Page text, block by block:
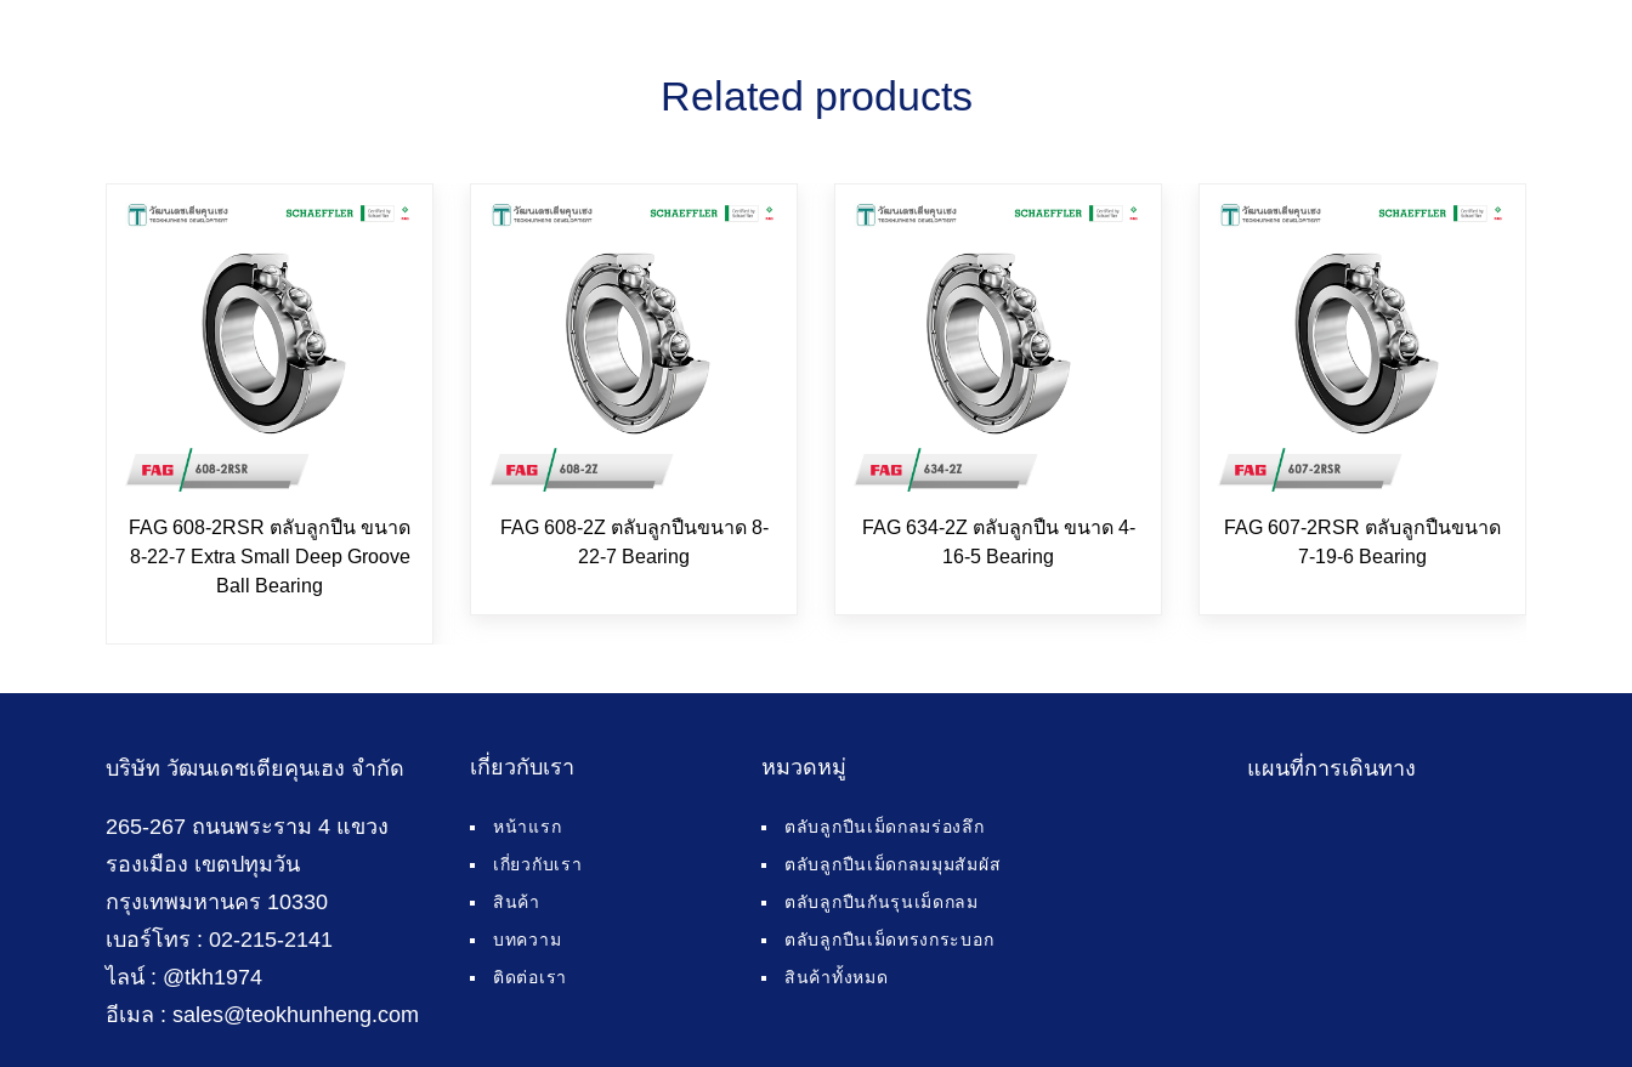
Related products
FAG 608-2RSR ตลับลูกปืน ขนาด
8-22-7 Extra Small Deep Groove
Ball Bearing
FAG 608-2Z ตลับลูกปืนขนาด 8-
22-7 Bearing
FAG 634-2Z ตลับลูกปืน ขนาด 4-
16-5 Bearing
FAG 607-2RSR ตลับลูกปืนขนาด
7-19-6 Bearing
บริษัท วัฒนเดชเตียคุนเฮง จำกัด
265-267 ถนนพระราม 4 แขวง
รองเมือง เขตปทุมวัน
กรุงเทพมหานคร 10330
เบอร์โทร : 02-215-2141
ไลน์ : @tkh1974
อีเมล : sales@teokhunheng.com
เกี่ยวกับเรา
หน้าแรก
เกี่ยวกับเรา
สินค้า
บทความ
ติดต่อเรา
หมวดหมู่
ตลับลูกปืนเม็ดกลมร่องลึก
ตลับลูกปืนเม็ดกลมมุมสัมผัส
ตลับลูกปืนกันรุนเม็ดกลม
ตลับลูกปืนเม็ดทรงกระบอก
สินค้าทั้งหมด
แผนที่การเดินทาง